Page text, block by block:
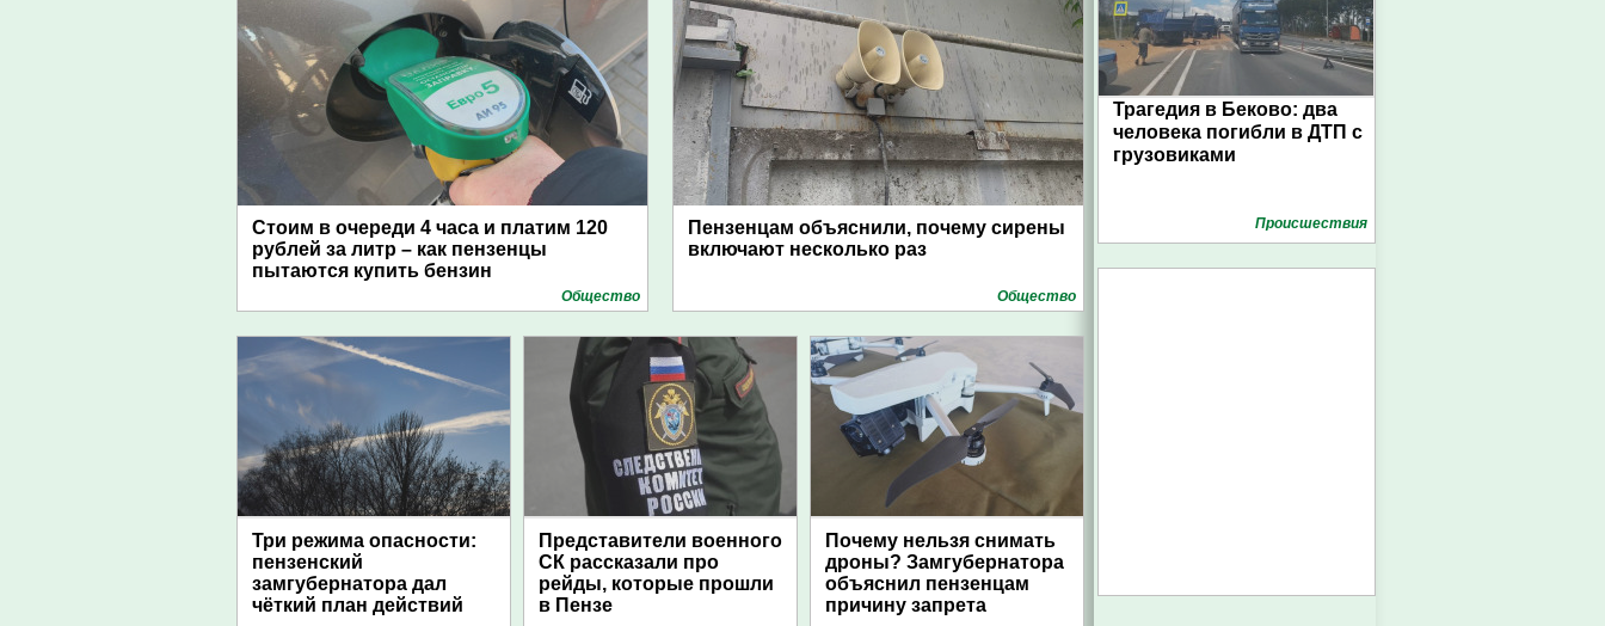
Стоим в очереди 4 часа и платим 120
рублей за литр – как пензенцы
пытаются купить бензин
Общество
Пензенцам объяснили, почему сирены
включают несколько раз
Общество
Три режима опасности:
пензенский
замгубернатора дал
чёткий план действий
Представители военного
СК рассказали про
рейды, которые прошли
в Пензе
Почему нельзя снимать
дроны? Замгубернатора
объяснил пензенцам
причину запрета
Трагедия в Беково: два
человека погибли в ДТП с
грузовиками
Проиcшествия